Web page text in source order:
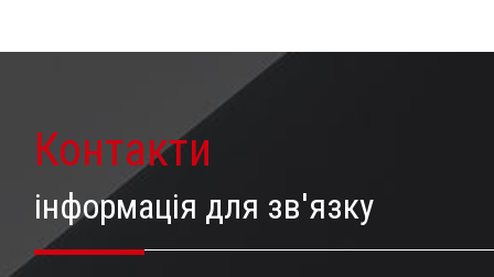
Контакти
інформація для зв'язку